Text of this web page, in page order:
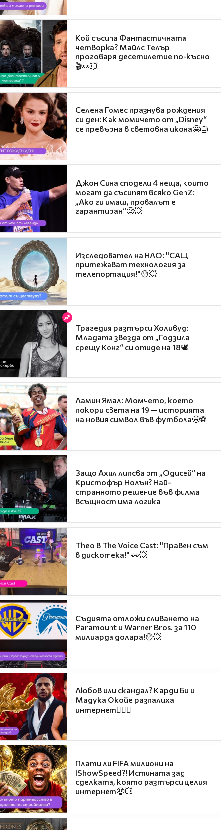
Кой съсипа Фантастичната
четворка? Майлс Телър
проговаря десетилетие по-късно
🎬👀💥
Селена Гомес празнува рождения
си ден: Как момичето от „Disney“
се превърна в световна икона🤩🎂
Джон Сина сподели 4 неща, които
могат да съсипят всяко GenZ:
„Ако ги имаш, провалът е
гарантиран“🧐💥
Изследовател на НЛО: "САЩ
притежават технология за
телепортация!"😯💥
Трагедия разтърси Холивуд:
Младата звезда от „Годзила
срещу Конг“ си отиде на 18🕊️
Ламин Ямал: Момчето, което
покори света на 19 — историята
на новия символ във футбола🤩⚽
Защо Ахил липсва от „Одисей“ на
Кристофър Нолън? Най-
странното решение във филма
всъщност има логика
Theo в The Voice Cast: "Правен съм
в дискотека!" 👀💥
Съдията отложи сливането на
Paramount и Warner Bros. за 110
милиарда долара!😯💥
Любов или скандал? Карди Би и
Мадука Окойе разпалиха
интернет❤️‍🔥🔥
Плати ли FIFA милиони на
IShowSpeed?! Истината зад
сделката, която разтърси целия
интернет🤑💥